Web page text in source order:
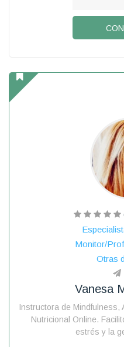
Monitor/
Otras
Vanesa
Instructora de Mindfulness,
Nutricional Online.
estrés y la